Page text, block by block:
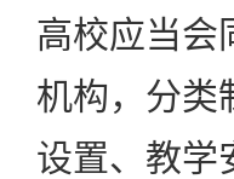
高校应当会
机构，分类
设置、教学